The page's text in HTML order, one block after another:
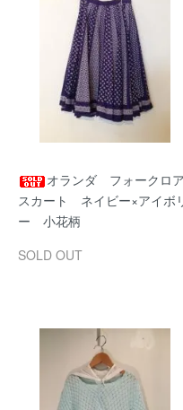
オランダ フォークロア
スカート ネイビー×アイボ
ー 小花柄
SOLD OUT